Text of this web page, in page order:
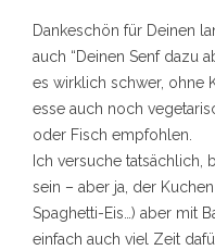
Dankeschön für Deinen
auch “Deinen Senf dazu
es wirklich schwer, ohne
esse auch noch
oder Fisch empfohlen.
Ich versuche tatsächlich,
sein – aber ja, der
Spaghetti-Eis…) aber mit
einfach auch viel Zeit
S
a
r
c
h
o
r
: